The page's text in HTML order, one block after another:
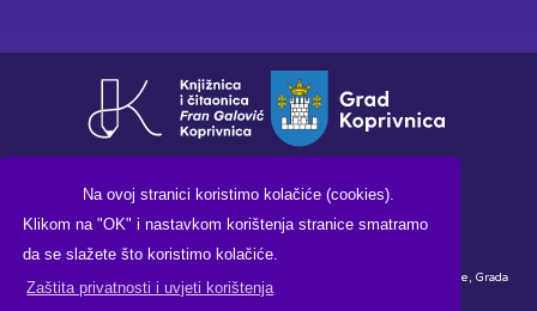
Na ovoj stranici koristimo kolačiće (cookies).
Klikom na "OK" i nastavkom korištenja stranice smatramo
da se slažete što koristimo kolačiće.
Zaštita privatnosti i uvjeti korištenja
Financirano sredstvima Ministarstva kulture i medija Republike Hrvatske, Grada